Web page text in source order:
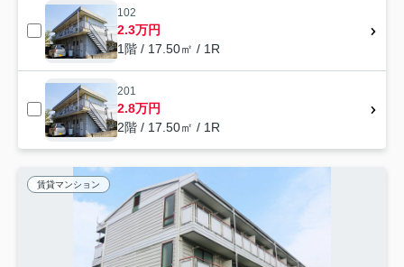
102
2.3万円
1階 / 17.50㎡ / 1R
201
2.8万円
2階 / 17.50㎡ / 1R
賃貸マンション